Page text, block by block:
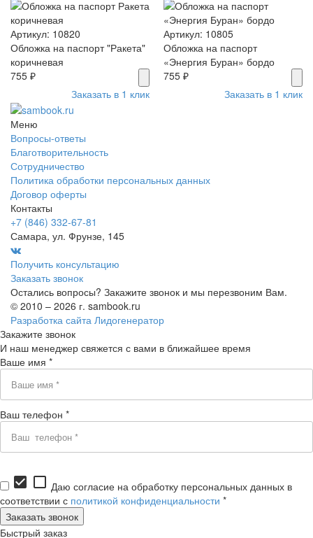
Артикул: 10820
Обложка на паспорт "Ракета"
коричневая
755 ₽
Заказать в 1 клик
Артикул: 10805
Обложка на паспорт
«Энергия Буран» бордо
755 ₽
Заказать в 1 клик
Меню
Вопросы-ответы
Благотворительность
Сотрудничество
Политика обработки персональных данных
Договор оферты
Контакты
+7 (846) 332-67-81
Самара, ул. Фрунзе, 145
Получить консультацию
Заказать звонок
Остались вопросы? Закажите звонок и мы перезвоним Вам.
© 2010 – 2026 г. sambook.ru
Разработка сайта Лидогенератор
Закажите звонок
И наш менеджер свяжется с вами в ближайшее время
Ваше имя *
Ваш телефон *
check_box check_box_outline_blank Даю согласие на обработку персональных данных в
соответствии с политикой конфиденциальности *
Быстрый заказ